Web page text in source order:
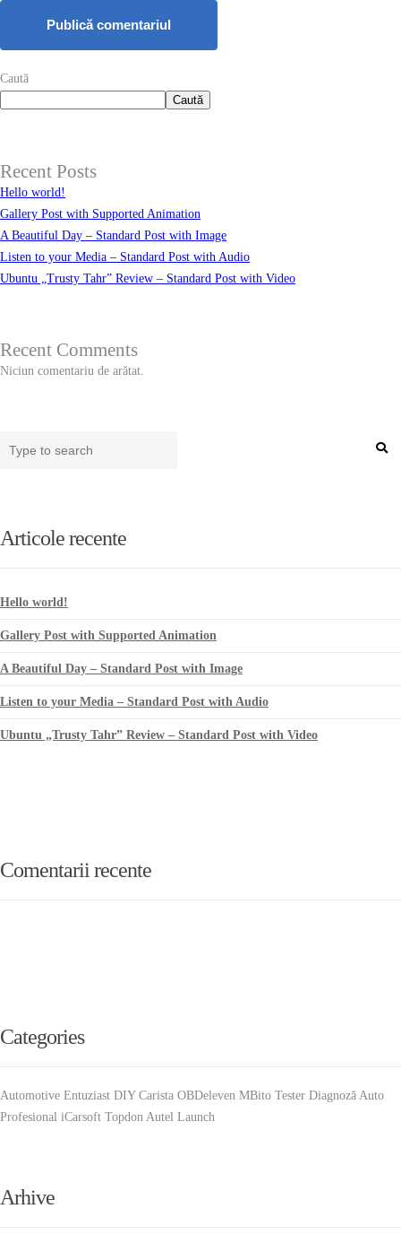
Caută
Caută
Recent Posts
Hello world!
Gallery Post with Supported Animation
A Beautiful Day – Standard Post with Image
Listen to your Media – Standard Post with Audio
Ubuntu „Trusty Tahr” Review – Standard Post with Video
Recent Comments
Niciun comentariu de arătat.
Articole recente
Hello world!
Gallery Post with Supported Animation
A Beautiful Day – Standard Post with Image
Listen to your Media – Standard Post with Audio
Ubuntu „Trusty Tahr” Review – Standard Post with Video
Comentarii recente
Categories
Automotive Entuziast DIY Carista OBDeleven MBito Tester Diagnoză Auto
Profesional iCarsoft Topdon Autel Launch
Arhive